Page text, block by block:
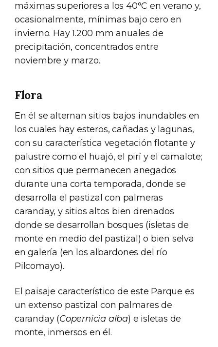
máximas superiores a los 40°C en verano y,
ocasionalmente, mínimas bajo cero en
invierno. Hay 1.200 mm anuales de
precipitación, concentrados entre
noviembre y marzo.
Flora
En él se alternan sitios bajos inundables en
los cuales hay esteros, cañadas y lagunas,
con su característica vegetación flotante y
palustre como el huajó, el pirí y el camalote;
con sitios que permanecen anegados
durante una corta temporada, donde se
desarrolla el pastizal con palmeras
caranday, y sitios altos bien drenados
donde se desarrollan bosques (isletas de
monte en medio del pastizal) o bien selva
en galería (en los albardones del río
Pilcomayo).
El paisaje característico de este Parque es
un extenso pastizal con palmares de
caranday (Copernicia alba) e isletas de
monte, inmersos en él.